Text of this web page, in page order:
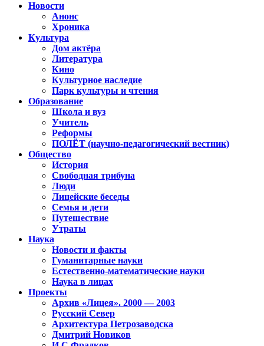
Новости
Анонс
Хроника
Культура
Дом актёра
Литература
Кино
Культурное наследие
Парк культуры и чтения
Образование
Школа и вуз
Учитель
Реформы
ПОЛЁТ (научно-педагогический вестник)
Общество
История
Свободная трибуна
Люди
Лицейские беседы
Семья и дети
Путешествие
Утраты
Наука
Новости и факты
Гуманитарные науки
Естественно-математические науки
Наука в лицах
Проекты
Архив «Лицея». 2000 — 2003
Русский Север
Архитектура Петрозаводска
Дмитрий Новиков